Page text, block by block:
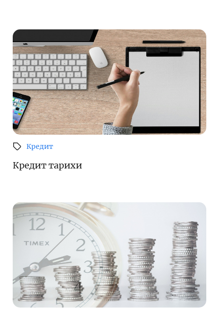
Кредит
Кредит тарихи